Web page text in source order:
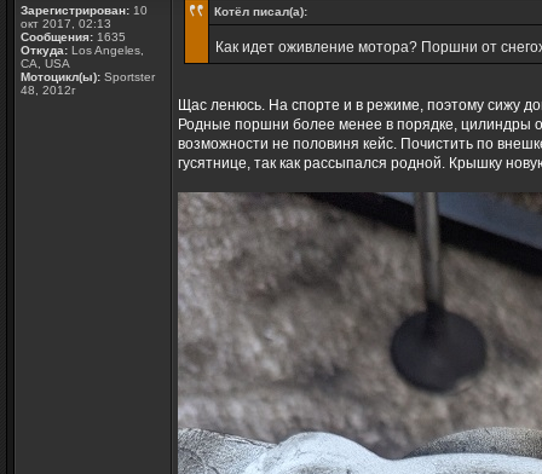
Зарегистрирован: 10
окт 2017, 02:13
Сообщения: 1635
Откуда: Los Angeles,
CA, USA
Мотоцикл(ы): Sportster
48, 2012г
Котёл писал(а):
Как идет оживление мотора? Поршни от
Щас ленюсь. На спорте и в режиме, поэтому сижу
Родные поршни более менее в порядке, цилиндры
возможности не половиня кейс. Почистить по
гусятнице, так как рассыпался родной. Крышку